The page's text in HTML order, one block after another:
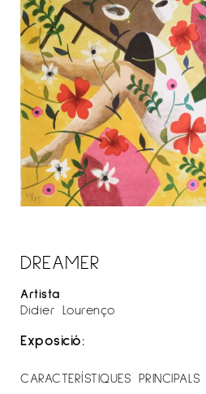
DREAMER
Artista
Didier Lourenço
Exposició:
CARACTERÍSTIQUES PRINCIPALS